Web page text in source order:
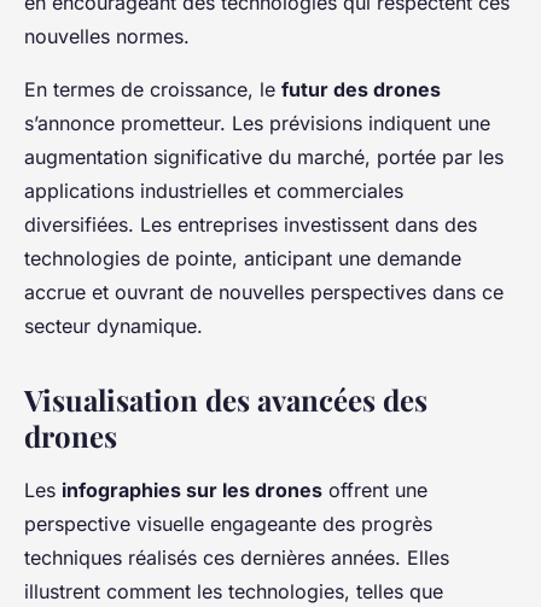
nouvelles normes.
En termes de croissance, le futur des drones
s’annonce prometteur. Les prévisions indiquent une
augmentation significative du marché, portée par les
applications industrielles et commerciales
diversifiées. Les entreprises investissent dans des
technologies de pointe, anticipant une demande
accrue et ouvrant de nouvelles perspectives dans ce
secteur dynamique.
Visualisation des avancées des
drones
Les infographies sur les drones offrent une
perspective visuelle engageante des progrès
techniques réalisés ces dernières années. Elles
illustrent comment les technologies, telles que